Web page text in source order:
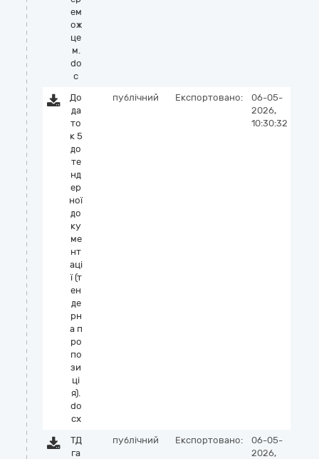
ем
ож
це
м.
do
c
До
да
то
к 5
до
те
нд
ер
ної
до
ку
ме
нт
аці
ї (т
ен
де
рн
а п
ро
по
зи
ці
я).
do
cx
публічний Експортовано:
06-05-
2026,
10:30:32
ТД
га
публічний Експортовано:
06-05-
2026,